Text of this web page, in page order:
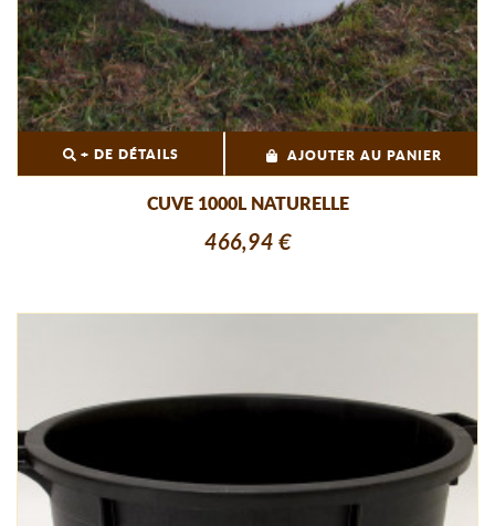
+ DE DÉTAILS AJOUTER AU PANIER
CUVE 1000L NATURELLE
466,94 €